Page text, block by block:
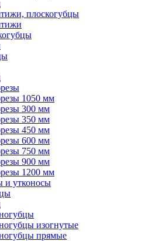
плоскогубцы
1050 мм
300 мм
350 мм
450 мм
600 мм
750 мм
900 мм
1200 мм
и утконосы
изогнутые
прямые